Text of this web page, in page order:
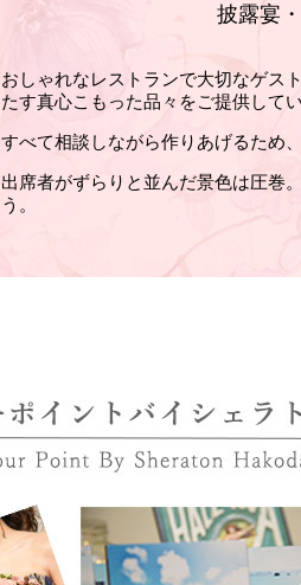
披露宴
おしゃれなレストランで大切なゲス
たす真心こもった品々をご提供して
すべて相談しながら作りあげるため
出席者がずらりと並んだ景色は圧巻
う。